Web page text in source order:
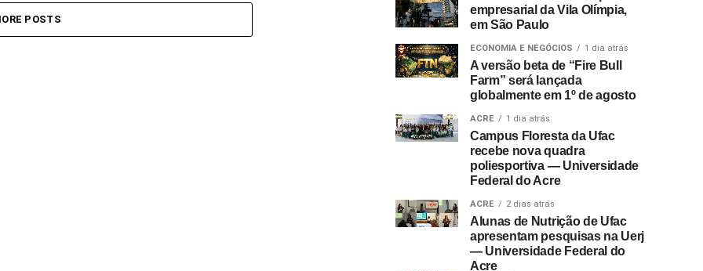
POSTS
empresarial da Vila Olímpia,
em São Paulo
ECONOMIA E NEGÓCIOS 1 dia atrás
A versão beta de “Fire Bull
Farm” será lançada
globalmente em 1º de agosto
ACRE 1 dia atrás
Campus Floresta da Ufac
recebe nova quadra
poliesportiva — Universidade
Federal do Acre
ACRE 2 dias atrás
Alunas de Nutrição de Ufac
apresentam pesquisas na Uerj
— Universidade Federal do
Acre